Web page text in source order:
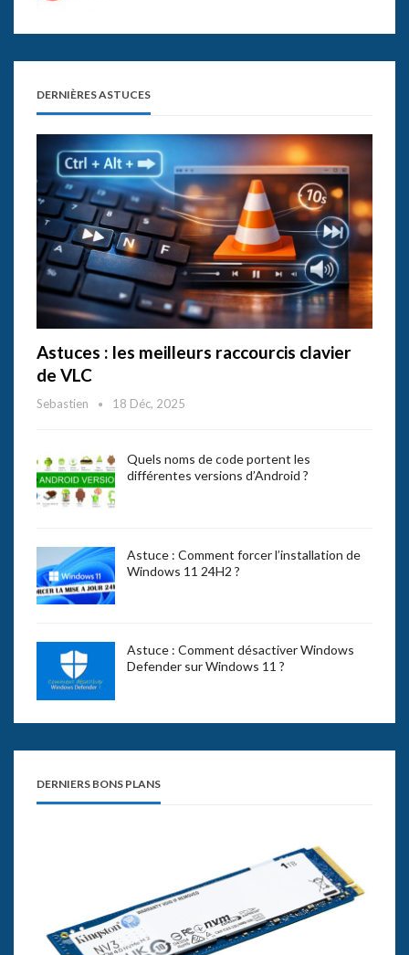
DERNIÈRES ASTUCES
Astuces : les meilleurs raccourcis clavier
de VLC
Sebastien 18 Déc, 2025
Quels noms de code portent les
différentes versions d’Android ?
Astuce : Comment forcer l’installation de
Windows 11 24H2 ?
Astuce : Comment désactiver Windows
Defender sur Windows 11 ?
DERNIERS BONS PLANS